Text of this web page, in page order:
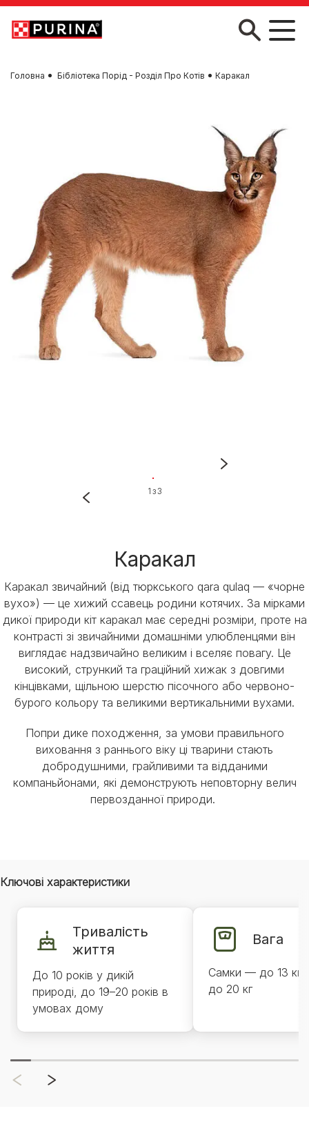
Skip to main content
Головна Бібліотека Порід - Розділ Про Котів Каракал
Каракал
Каракал звичайний (від тюркського qara qulaq — «чорне
вухо») — це хижий ссавець родини котячих. За мірками
дикої природи кіт каракал має середні розміри, проте на
контрасті зі звичайними домашніми улюбленцями він
виглядає надзвичайно великим і вселяє повагу. Це
високий, стрункий та граційний хижак з довгими
кінцівками, щільною шерстю пісочного або червоно-
бурого кольору та великими вертикальними вухами.
Попри дике походження, за умови правильного
виховання з раннього віку ці тварини стають
добродушними, грайливими та відданими
компаньйонами, які демонструють неповторну велич
первозданної природи.
1 з 3
Ключові характеристики
Тривалість
життя
До 10 років у дикій
природі, до 19–20 років в
умовах дому
Вага
Самки — до 13 кг,
до 20 кг